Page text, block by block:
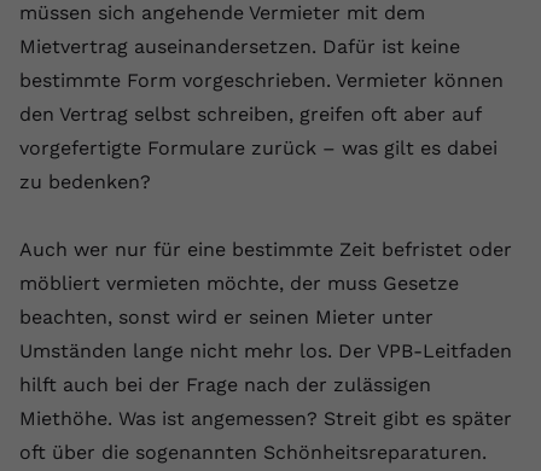
müssen sich angehende Vermieter mit dem
Mietvertrag auseinandersetzen. Dafür ist keine
bestimmte Form vorgeschrieben. Vermieter können
den Vertrag selbst schreiben, greifen oft aber auf
vorgefertigte Formulare zurück – was gilt es dabei
zu bedenken?
Auch wer nur für eine bestimmte Zeit befristet oder
möbliert vermieten möchte, der muss Gesetze
beachten, sonst wird er seinen Mieter unter
Umständen lange nicht mehr los. Der VPB-Leitfaden
hilft auch bei der Frage nach der zulässigen
Miethöhe. Was ist angemessen? Streit gibt es später
oft über die sogenannten Schönheitsreparaturen.
Anbieter Youtube.com
Laufzeit
Zweck
YouTube setzt diesen Cookie, um die
Videopräferenzen des Benutzers zu
Name yt.innertube::requests
Anbieter youtube.com
Laufzeit Session
Dieser von YouTube gesetzte Cookie
registriert eine eindeutige ID, um